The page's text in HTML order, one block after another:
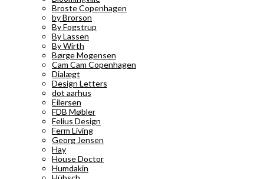
Broste Copenhagen
by Brorson
By Fogstrup
By Lassen
By Wirth
Børge Mogensen
Cam Cam Copenhagen
Dialægt
Design Letters
dot aarhus
Eilersen
FDB Møbler
Felius Design
Ferm Living
Georg Jensen
Hay
House Doctor
Humdakin